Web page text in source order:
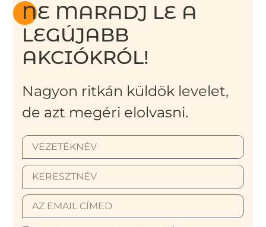
NE MARADJ LE A
LEGÚJABB
AKCIÓKRÓL!
Nagyon ritkán küldök levelet,
de azt megéri elolvasni.